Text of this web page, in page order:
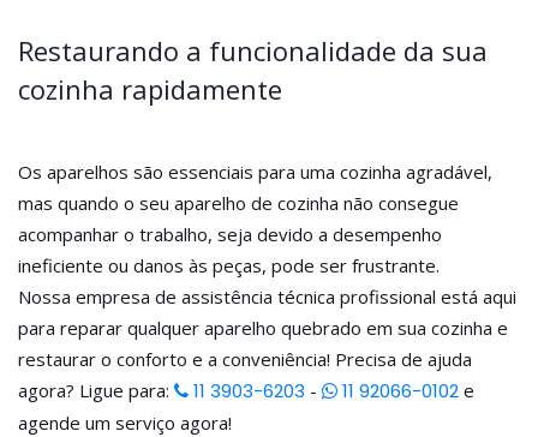
Restaurando a funcionalidade da sua
cozinha rapidamente
Os aparelhos são essenciais para uma cozinha agradável,
mas quando o seu aparelho de cozinha não consegue
acompanhar o trabalho, seja devido a desempenho
ineficiente ou danos às peças, pode ser frustrante.
Nossa empresa de assistência técnica profissional está aqui
para reparar qualquer aparelho quebrado em sua cozinha e
restaurar o conforto e a conveniência! Precisa de ajuda
agora? Ligue para:
11 3903-6203 - 11 92066-0102 e
agende um serviço agora!